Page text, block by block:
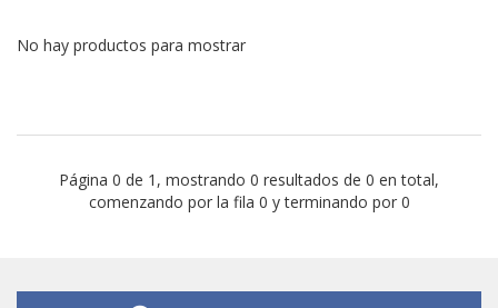
No hay productos para mostrar
Página 0 de 1, mostrando 0 resultados de 0 en total,
comenzando por la fila 0 y terminando por 0